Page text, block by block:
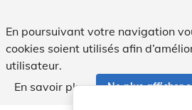
En poursuivant votre navigation
cookies soient utilisés afin
utilisateur.
En savoir plus
Ne plus afficher